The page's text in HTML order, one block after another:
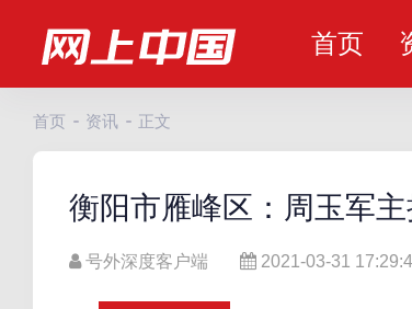
首页
首页 资讯 正文
衡阳市雁峰区：周玉军
号外深度客户端 2021-03-31